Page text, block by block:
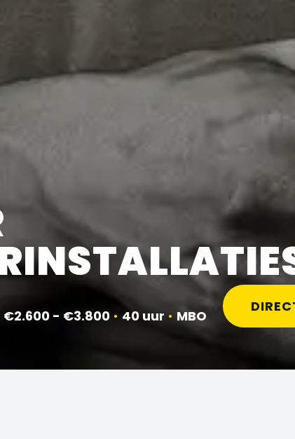
€2.600 - €3.800 • 40 uur • MBO